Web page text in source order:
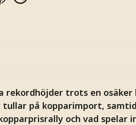
rekordhöjder trots en
tullar på kopparimport,
och vad spelar